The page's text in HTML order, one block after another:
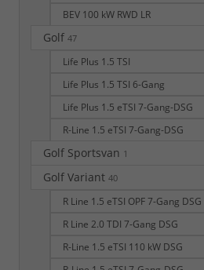
BEV 100 kW RWD LR
Golf 47
Life Plus 1.5 TSI
Life Plus 1.5 TSI 6-Gang
Life Plus 1.5 eTSI 7-Gang-DSG
R-Line 1.5 eTSI 7-Gang-DSG
Golf Sportsvan 1
Golf Variant 40
R Line 1.5 eTSI OPF 7-Gang DSG
R Line 2.0 TDI 7-Gang DSG
R-Line 1.5 eTSI 110 kW DSG